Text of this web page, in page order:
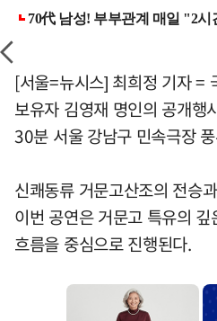
[서울=뉴시스] 최희정 기자 =
보유자 김영재 명인의 공개행
30분 서울 강남구 민속극장
신쾌동류 거문고산조의 전승
이번 공연은 거문고 특유의
흐름을 중심으로 진행된다.